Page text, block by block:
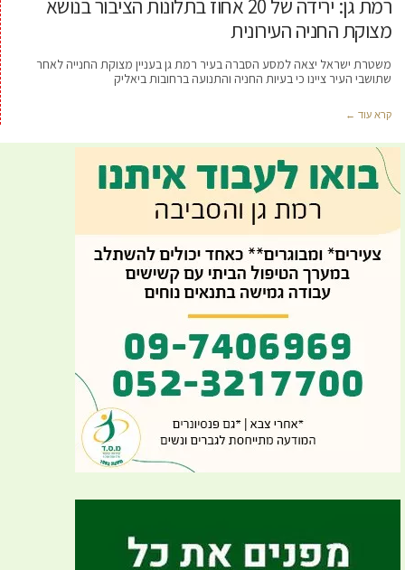
רמת גן: ירידה של 20 אחוז בתלונות הציבור בנושא
מצוקת החניה העירונית
משטרת ישראל יצאה למסע הסברה בעיר רמת גן בעניין מצוקת החנייה לאחר
שתושבי העיר ציינו כי בעיות החניה והתנועה ברחובות ביאליק
קרא עוד ←